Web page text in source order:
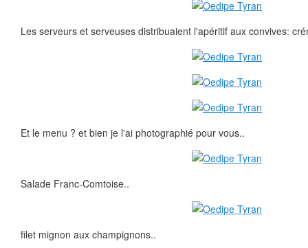
Les serveurs et serveuses distribuaient l'apéritif aux convives:
Et le menu ? et bien je l'ai photographié pour vous..
Salade Franc-Comtoise..
filet mignon aux champignons..